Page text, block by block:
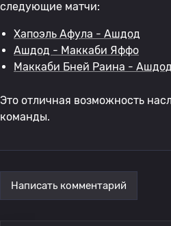
следующие матчи:
Хапоэль Афула - Ашдод
Ашдод - Маккаби Яффо
Маккаби Бней Раина - Ашдод
Это отличная возможность
команды.
Написать комментарий